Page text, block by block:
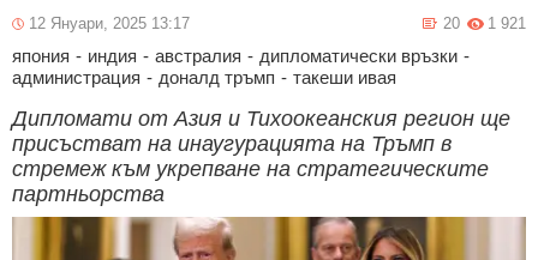
12 Януари, 2025 13:17 1 921
20
япония - индия - австралия - дипломатически връзки -
администрация - доналд тръмп - такеши ивая
Дипломати от Азия и Тихоокеанския регион ще
присъстват на инаугурацията на Тръмп в
стремеж към укрепване на стратегическите
партньорства